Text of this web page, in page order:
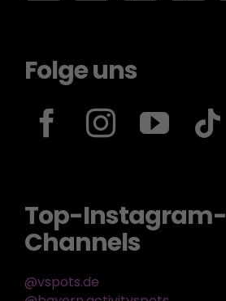
Folge uns
Top-Instagram-
Channels
@vspots.de